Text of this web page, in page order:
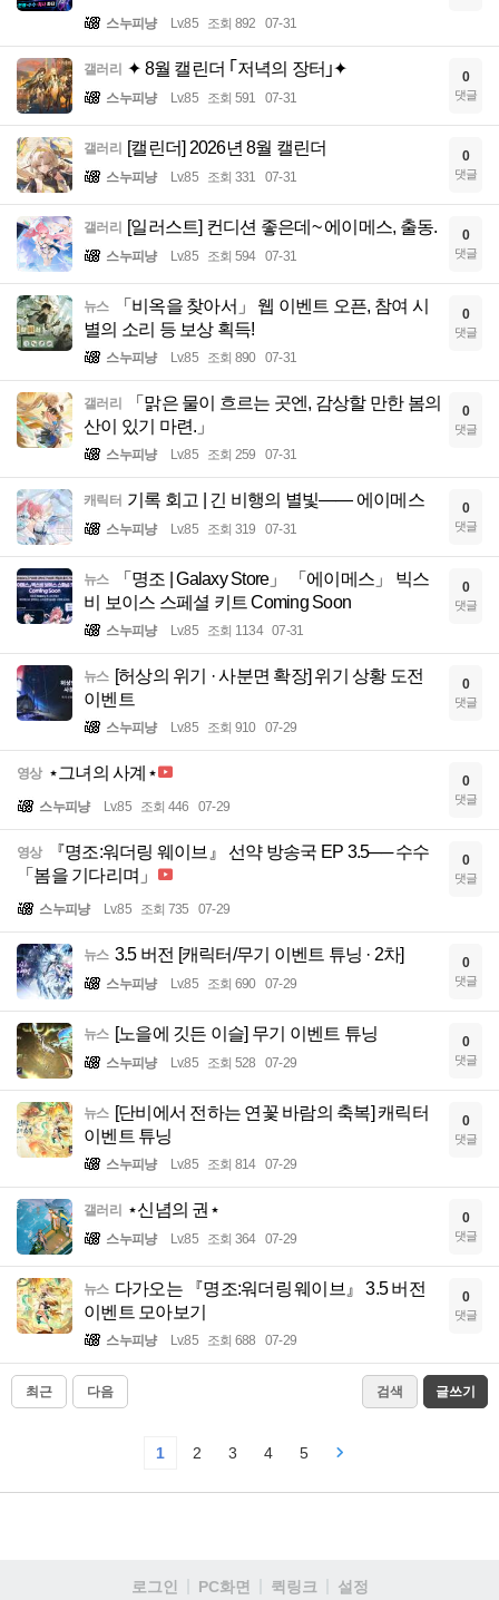
스누피냥 Lv.85 조회 892 07-31
갤러리 ✦ 8월 캘린더 ｢저녁의 장터｣✦
스누피냥 Lv.85 조회 591 07-31
0
댓글
갤러리 [캘린더] 2026년 8월 캘린더
스누피냥 Lv.85 조회 331 07-31
0
댓글
갤러리 [일러스트] 컨디션 좋은데~ 에이메스, 출동.
스누피냥 Lv.85 조회 594 07-31
0
댓글
뉴스
「비옥을 찾아서」 웹 이벤트 오픈, 참여 시
별의 소리 등 보상 획득!
스누피냥 Lv.85 조회 890 07-31
0
댓글
갤러리
「맑은 물이 흐르는 곳엔, 감상할 만한 봄의
산이 있기 마련.」
스누피냥 Lv.85 조회 259 07-31
0
댓글
캐릭터 기록 회고 | 긴 비행의 별빛—— 에이메스
스누피냥 Lv.85 조회 319 07-31
0
댓글
뉴스
「명조 | Galaxy Store」 「에이메스」 빅스
비 보이스 스페셜 키트 Coming Soon
스누피냥 Lv.85 조회 1134 07-31
0
댓글
뉴스 [허상의 위기 · 사분면 확장] 위기 상황 도전
이벤트
스누피냥 Lv.85 조회 910 07-29
0
댓글
영상 ⋆그녀의 사계⋆
스누피냥 Lv.85 조회 446 07-29
0
댓글
영상
『명조:워더링 웨이브』 선약 방송국 EP 3.5── 수수
「봄을 기다리며」
스누피냥 Lv.85 조회 735 07-29
0
댓글
뉴스 3.5 버전 [캐릭터/무기 이벤트 튜닝 · 2차]
스누피냥 Lv.85 조회 690 07-29
0
댓글
뉴스 [노을에 깃든 이슬] 무기 이벤트 튜닝
스누피냥 Lv.85 조회 528 07-29
0
댓글
뉴스 [단비에서 전하는 연꽃 바람의 축복] 캐릭터
이벤트 튜닝
스누피냥 Lv.85 조회 814 07-29
0
댓글
갤러리 ⋆신념의 권⋆
스누피냥 Lv.85 조회 364 07-29
0
댓글
뉴스 다가오는 『명조:워더링 웨이브』 3.5 버전
이벤트 모아보기
스누피냥 Lv.85 조회 688 07-29
0
댓글
최근 다음 검색 글쓰기
1 2 3 4 5
로그인 PC화면 퀵링크 설정